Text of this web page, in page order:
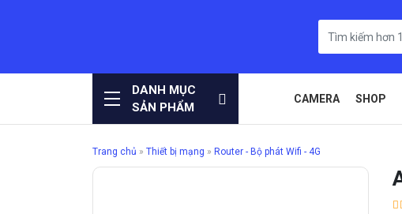
DANH MỤC
SẢN PHẨM
CAMERA SHOP
Trang chủ » Thiết bị mạng » Router - Bộ phát Wifi - 4G